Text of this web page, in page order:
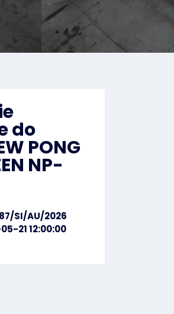
do
PONG
NP-
SI/AU/2026
21 12:00:00